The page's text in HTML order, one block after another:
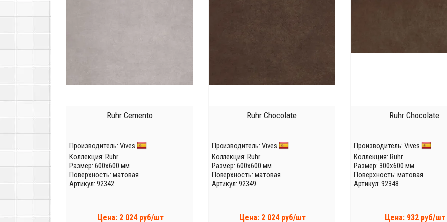
Ruhr Cemento
Производитель: Vives
Коллекция: Ruhr
Размер: 600x600 мм
Поверхность: матовая
Артикул: 92342
Цена: 2 024 руб/шт
Ruhr Chocolate
Производитель: Vives
Коллекция: Ruhr
Размер: 600x600 мм
Поверхность: матовая
Артикул: 92349
Цена: 2 024 руб/шт
Ruhr Chocolate
Производитель: Vives
Коллекция: Ruhr
Размер: 300x600 мм
Поверхность: матовая
Артикул: 92348
Цена: 932 руб/шт